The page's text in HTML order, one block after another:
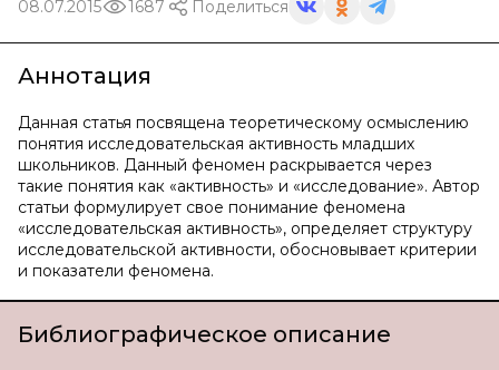
08.07.2015 1687 Поделиться
Аннотация
Данная статья посвящена теоретическому осмыслению
понятия исследовательская активность младших
школьников. Данный феномен раскрывается через
такие понятия как «активность» и «исследование». Автор
статьи формулирует свое понимание феномена
«исследовательская активность», определяет структуру
исследовательской активности, обосновывает критерии
и показатели феномена.
Библиографическое описание